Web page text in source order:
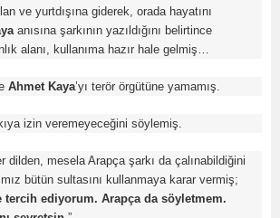
ve yurtdışına giderek, orada hayatını
anısına şarkının yazıldığını belirtince
alanı, kullanıma hazır hale gelmiş…
Ahmet Kaya’yı terör örgütüne yamamış.
izin veremeyeceğini söylemiş.
dilden, mesela Arapça şarkı da çalınabildiğini
bütün sultasını kullanmaya karar vermiş;
tercih ediyorum. Arapça da söyletmem.